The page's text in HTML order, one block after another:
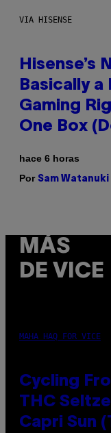
VIA HISENSE
Hisense’s
Basically a
Gaming
One Box
hace 6 horas
Por Sam Watanuki
MÁS
DE VICE
MAHA HAQ FOR VICE
Cycling
THC
Capri Sun